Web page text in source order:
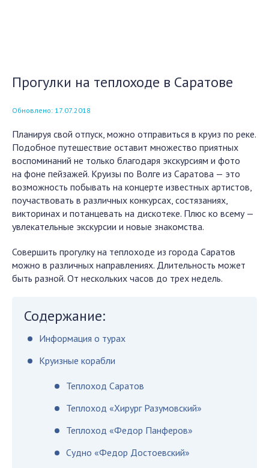
Прогулки на теплоходе в Саратове
Обновлено: 17.07.2018
Планируя свой отпуск, можно отправиться в круиз по реке.
Подобное путешествие оставит множество приятных
воспоминаний не только благодаря экскурсиям и фото
на фоне пейзажей. Круизы по Волге из Саратова — это
возможность побывать на концерте известных артистов,
поучаствовать в различных конкурсах, состязаниях,
викторинах и потанцевать на дискотеке. Плюс ко всему —
увлекательные экскурсии и новые знакомства.
Совершить прогулку на теплоходе из города Саратов
можно в различных направлениях. Длительность может
быть разной. От нескольких часов до трех недель.
Содержание:
Информация о турах
Круизные корабли
Теплоход Саратов
Теплоход «Хирург Разумовский»
Теплоход «Федор Панферов»
Судно «Федор Достоевский»